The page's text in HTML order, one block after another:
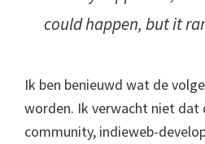
could happen, but it
Ik ben benieuwd wat de
worden. Ik verwacht niet dat
community, indieweb-